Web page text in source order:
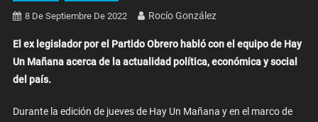
8 De Septiembre De 2022 Rocío González
El ex legislador por el Partido Obrero habló con el equipo de Hay
Un Mañana acerca de la actualidad política, económica y social
del país.
Durante la edición de jueves de Hay Un Mañana y en el marco de